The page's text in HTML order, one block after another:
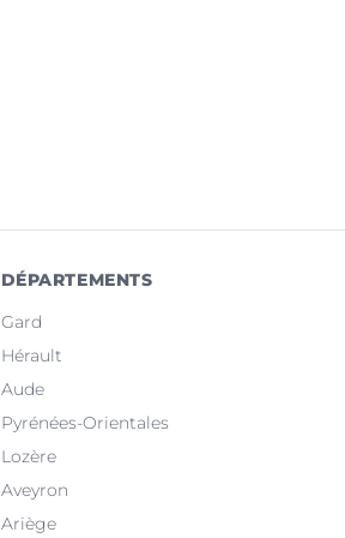
DÉPARTEMENTS
Gard
Hérault
Aude
Pyrénées-Orientales
Lozère
Aveyron
Ariège